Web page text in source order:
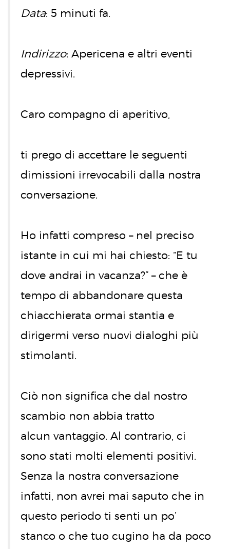
Data: 5 minuti fa.
Indirizzo: Apericena e altri eventi
depressivi.
Caro compagno di aperitivo,
ti prego di accettare le seguenti
dimissioni irrevocabili dalla nostra
conversazione.
Ho infatti compreso – nel preciso
istante in cui mi hai chiesto: “E tu
dove andrai in vacanza?” – che è
tempo di abbandonare questa
chiacchierata ormai stantia e
dirigermi verso nuovi dialoghi più
stimolanti.
Ciò non significa che dal nostro
scambio non abbia tratto
alcun vantaggio. Al contrario, ci
sono stati molti elementi positivi.
Senza la nostra conversazione
infatti, non avrei mai saputo che in
questo periodo ti senti un po’
stanco o che tuo cugino ha da poco